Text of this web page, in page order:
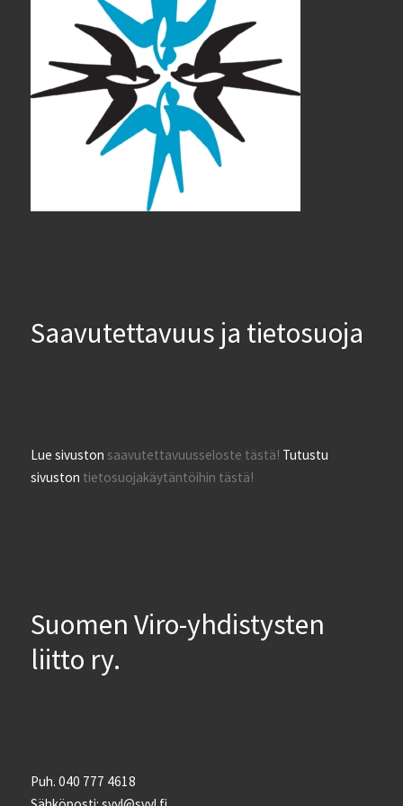
Saavutettavuus ja tietosuoja
Lue sivustonsaavutettavuusseloste tästä! Tutustu
sivuston tietosuojakäytäntöihin tästä!
Suomen Viro-yhdistysten
liitto ry.
Puh. 040 777 4618